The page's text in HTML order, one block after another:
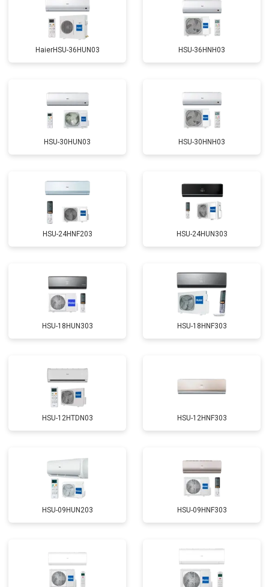
HaierHSU-36HUN03 HSU-36HNH03
HSU-30HUN03 HSU-30HNH03
HSU-24HNF203 HSU-24HUN303
HSU-18HUN303 HSU-18HNF303
HSU-12HTDN03 HSU-12HNF303
HSU-09HUN203 HSU-09HNF303